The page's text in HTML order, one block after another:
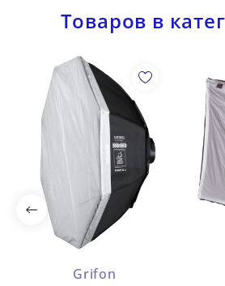
Товаров в
Grifon